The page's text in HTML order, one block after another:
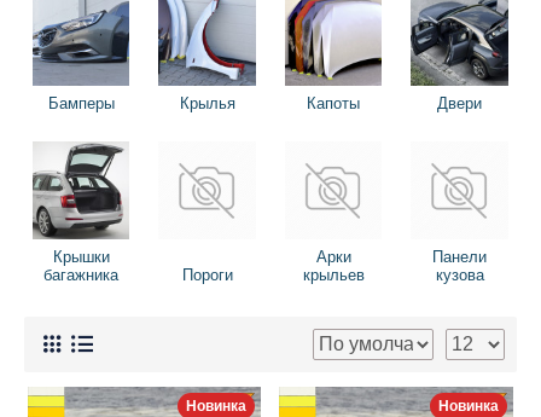
Бамперы Крылья Капоты Двери
Крышки
багажника
Пороги
Арки
крыльев
Панели
кузова
Новинка Новинка